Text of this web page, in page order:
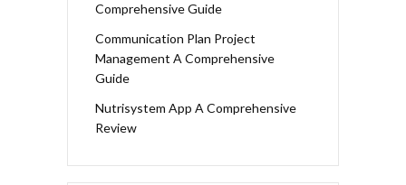
Comprehensive Guide
Communication Plan Project
Management A Comprehensive
Guide
Nutrisystem App A Comprehensive
Review